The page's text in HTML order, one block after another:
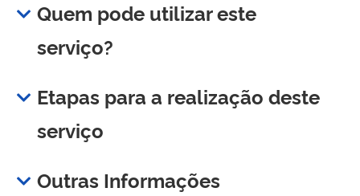
Quem pode utilizar este
serviço?
Etapas para a realização deste
serviço
Outras Informações